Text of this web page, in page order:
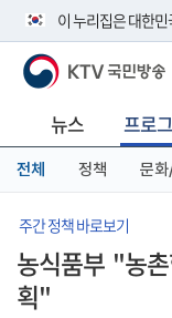
이 누리집은 대한
공식 누리집 주소 확
니다.
이밖에 or.kr 또는
서 도메인 주소를 확
KTV 국민방송
뉴스 프로
전체 정책 문
주간 정책 바로보기
농식품부 "농
획"